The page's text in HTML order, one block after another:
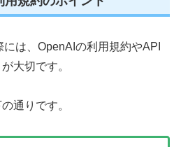
は、OpenAIの利用規約やAPI
大切です。
通りです。